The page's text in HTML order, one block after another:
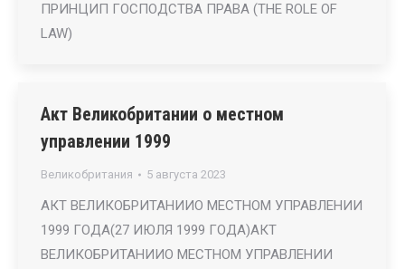
ПРИНЦИП ГОСПОДСТВА ПРАВА (THE ROLE OF
LAW)
Акт Великобритании о местном
управлении 1999
Великобритания 5 августа 2023
АКТ ВЕЛИКОБРИТАНИИО МЕСТНОМ УПРАВЛЕНИИ
1999 ГОДА(27 ИЮЛЯ 1999 ГОДА)АКТ
ВЕЛИКОБРИТАНИИО МЕСТНОМ УПРАВЛЕНИИ